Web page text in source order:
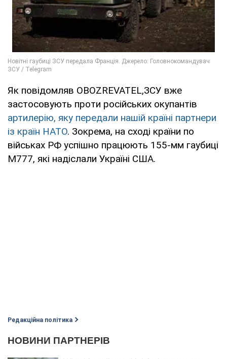
Як повідомляв OBOZREVATEL,ЗСУ вже
застосовують проти російських окупантів
артилерію, яку передали нашій країні партнери
із країн НАТО. Зокрема, на сході країни по
військах РФ успішно працюють 155-мм гаубиці
M777, які надіслали Україні США.
Редакційна політика